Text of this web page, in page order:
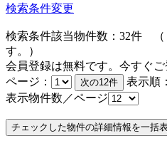
検索条件変更
検索条件該当物件数： 32件
す。）
会員登録は無料です。今すぐ
ページ：
表示順：
表示物件数／ページ